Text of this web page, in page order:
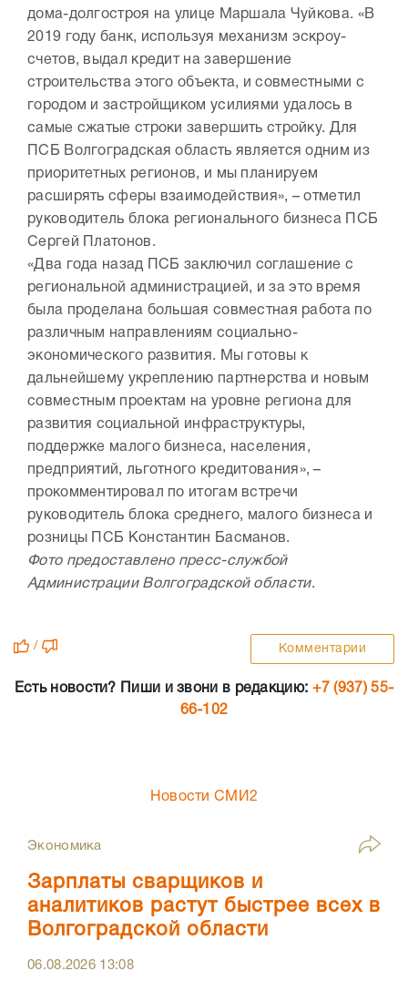
дома-долгостроя на улице Маршала Чуйкова. «В
2019 году банк, используя механизм эскроу-
счетов, выдал кредит на завершение
строительства этого объекта, и совместными с
городом и застройщиком усилиями удалось в
самые сжатые строки завершить стройку. Для
ПСБ Волгоградская область является одним из
приоритетных регионов, и мы планируем
расширять сферы взаимодействия», – отметил
руководитель блока регионального бизнеса ПСБ
Сергей Платонов.
«Два года назад ПСБ заключил соглашение с
региональной администрацией, и за это время
была проделана большая совместная работа по
различным направлениям социально-
экономического развития. Мы готовы к
дальнейшему укреплению партнерства и новым
совместным проектам на уровне региона для
развития социальной инфраструктуры,
поддержке малого бизнеса, населения,
предприятий, льготного кредитования», –
прокомментировал по итогам встречи
руководитель блока среднего, малого бизнеса и
розницы ПСБ Константин Басманов.
Фото предоставлено пресс-службой
Администрации Волгоградской области.
/ Комментарии
Есть новости? Пиши и звони в редакцию: +7 (937) 55-
66-102
Новости СМИ2
Экономика
Зарплаты сварщиков и
аналитиков растут быстрее всех в
Волгоградской области
06.08.2026 13:08